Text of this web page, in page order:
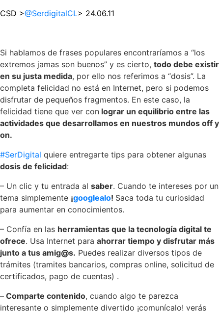
CSD >@SerdigitalCL> 24.06.11
Si hablamos de frases populares encontraríamos a “los
extremos jamas son buenos” y es cierto, todo debe existir
en su justa medida, por ello nos referimos a “dosis”. La
completa felicidad no está en Internet, pero si podemos
disfrutar de pequeños fragmentos. En este caso, la
felicidad tiene que ver con lograr un equilibrio entre las
actividades que desarrollamos en nuestros mundos off y
on.
#SerDigital quiere entregarte tips para obtener algunas
dosis de felicidad:
– Un clic y tu entrada al saber. Cuando te intereses por un
tema simplemente ¡googlealo! Saca toda tu curiosidad
para aumentar en conocimientos.
– Confía en las herramientas que la tecnología digital te
ofrece. Usa Internet para ahorrar tiempo y disfrutar más
junto a tus amig@s. Puedes realizar diversos tipos de
trámites (tramites bancarios, compras online, solicitud de
certificados, pago de cuentas) .
– Comparte contenido, cuando algo te parezca
interesante o simplemente divertido ¡comunícalo! verás